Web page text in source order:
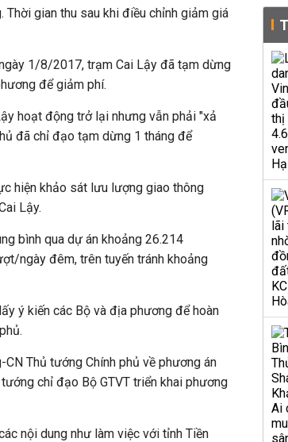
gian thu sau khi điều chỉnh giảm giá
1/8/2017, trạm Cai Lậy đã tạm dừng
để giảm phí.
hoạt động trở lại nhưng vẫn phải "xả
đã chỉ đạo tạm dừng 1 tháng để
hiện khảo sát lưu lượng giao thông
Lậy.
bình qua dự án khoảng 26.214
ngày đêm, trên tuyến tránh khoảng
ý kiến các Bộ và địa phương để hoàn
Thủ tướng Chính phủ về phương án
chỉ đạo Bộ GTVT triển khai phương
nội dung như làm việc với tỉnh Tiền